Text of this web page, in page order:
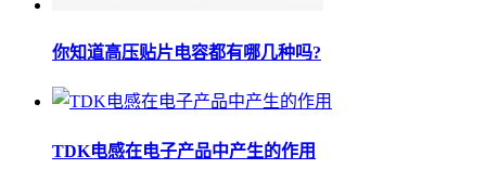
你知道高压贴片电容都有哪几种吗?
TDK电感在电子产品中产生的作用